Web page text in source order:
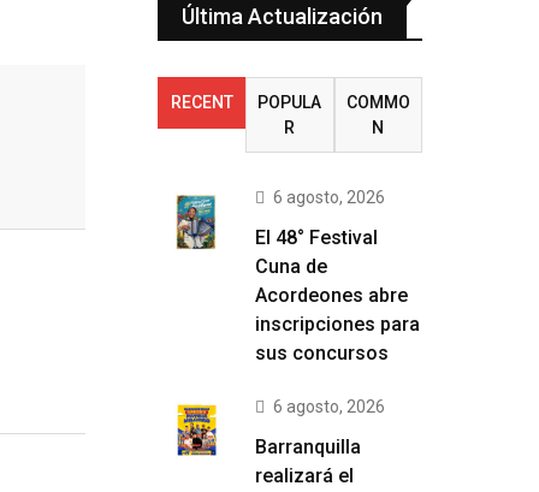
Última Actualización
RECENT
POPULA
R
COMMO
N
6 agosto, 2026
El 48° Festival
Cuna de
Acordeones abre
inscripciones para
sus concursos
6 agosto, 2026
Barranquilla
realizará el